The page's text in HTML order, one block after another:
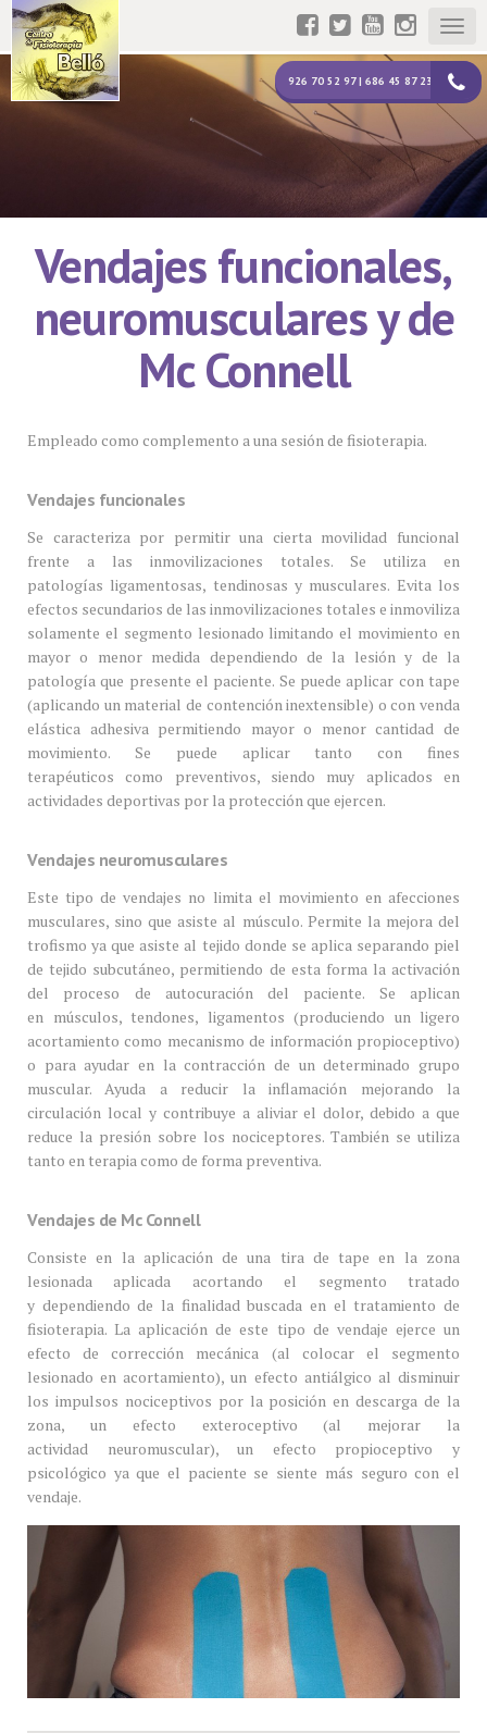
926 70 52 97 | 686 45 87 23
Vendajes funcionales,
neuromusculares y de
Mc Connell
Empleado como complemento a una sesión de fisioterapia.
Vendajes funcionales
Se caracteriza por permitir una cierta movilidad funcional
frente a las inmovilizaciones totales. Se utiliza en
patologías ligamentosas, tendinosas y musculares. Evita los
efectos secundarios de las inmovilizaciones totales e inmoviliza
solamente el segmento lesionado limitando el movimiento en
mayor o menor medida dependiendo de la lesión y de la
patología que presente el paciente. Se puede aplicar con tape
(aplicando un material de contención inextensible) o con venda
elástica adhesiva permitiendo mayor o menor cantidad de
movimiento. Se puede aplicar tanto con fines
terapéuticos como preventivos, siendo muy aplicados en
actividades deportivas por la protección que ejercen.
Vendajes neuromusculares
Este tipo de vendajes no limita el movimiento en afecciones
musculares, sino que asiste al músculo. Permite la mejora del
trofismo ya que asiste al tejido donde se aplica separando piel
de tejido subcutáneo, permitiendo de esta forma la activación
del proceso de autocuración del paciente. Se aplican
en músculos, tendones, ligamentos (produciendo un ligero
acortamiento como mecanismo de información propioceptivo)
o para ayudar en la contracción de un determinado grupo
muscular. Ayuda a reducir la inflamación mejorando la
circulación local y contribuye a aliviar el dolor, debido a que
reduce la presión sobre los nociceptores. También se utiliza
tanto en terapia como de forma preventiva.
Vendajes de Mc Connell
Consiste en la aplicación de una tira de tape en la zona
lesionada aplicada acortando el segmento tratado
y dependiendo de la finalidad buscada en el tratamiento de
fisioterapia. La aplicación de este tipo de vendaje ejerce un
efecto de corrección mecánica (al colocar el segmento
lesionado en acortamiento), un efecto antiálgico al disminuir
los impulsos nociceptivos por la posición en descarga de la
zona, un efecto exteroceptivo (al mejorar la
actividad neuromuscular), un efecto propioceptivo y
psicológico ya que el paciente se siente más seguro con el
vendaje.